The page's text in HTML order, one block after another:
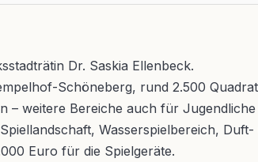
Dr. Saskia Ellenbeck.
Schöneberg, rund 2.500
– weitere Bereiche auch für Jugendliche
Wasserspielbereich,
Euro für die Spielgeräte.